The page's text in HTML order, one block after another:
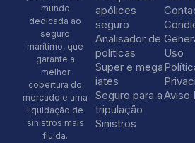
mundo
dedicada ao
seguro
marítimo, que
garante a
melhor
cobertura do
mercado e uma
liquidação de
sinistros mais
fluida.
apólices
seguro
Analisador de
políticas
Super e mega
iates
Seguro para a
tripulação
Sinistros
Uso
Aviso